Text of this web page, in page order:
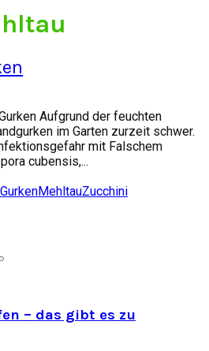
Aufgrund der feuchten
im Garten zurzeit schwer.
mit Falschem
cubensis,...
GurkenMehltauZucchini
– das gibt es zu